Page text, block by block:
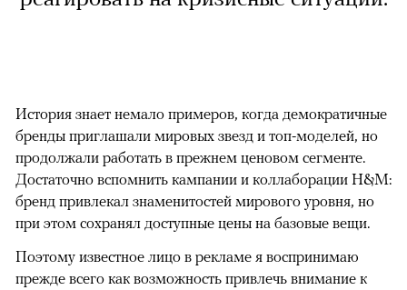
История знает немало примеров, когда демократичные
бренды приглашали мировых звезд и топ-моделей, но
продолжали работать в прежнем ценовом сегменте.
Достаточно вспомнить кампании и коллаборации H&M:
бренд привлекал знаменитостей мирового уровня, но
при этом сохранял доступные цены на базовые вещи.
Поэтому известное лицо в рекламе я воспринимаю
прежде всего как возможность привлечь внимание к